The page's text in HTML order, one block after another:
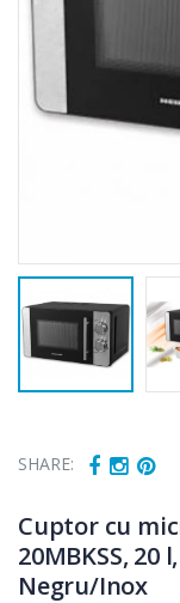
SHARE:
Cuptor cu
20MBKSS, 20
Negru/Inox
Cuptor cu
microunde